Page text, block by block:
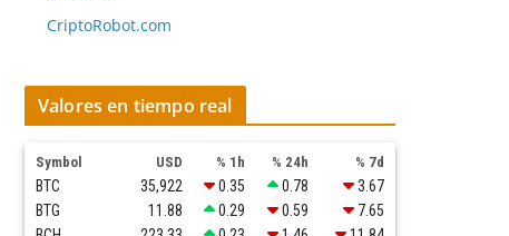
CriptoRobot.com
Valores en tiempo real
Symbol USD % 1h % 24h % 7d
BTC 35,922 0.35 0.78
3.67
BTG
11.88 0.29 0.59
7.65